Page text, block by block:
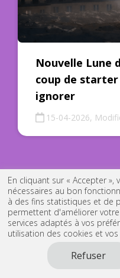
Nouvelle Lune
coup de starter
ignorer
15-04-2026,
NOS RÉPONSES
En cliquant sur « Accepter »,
nécessaires au bon
à des fins statistiques et de
permettent d'améliorer
services adaptés à vos
utilisation des cookies et
Refuser